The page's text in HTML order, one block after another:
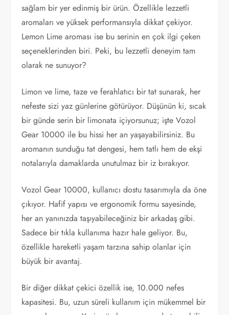
sağlam bir yer edinmiş bir ürün. Özellikle lezzetli
aromaları ve yüksek performansıyla dikkat çekiyor.
Lemon Lime aroması ise bu serinin en çok ilgi çeken
seçeneklerinden biri. Peki, bu lezzetli deneyim tam
olarak ne sunuyor?
Limon ve lime, taze ve ferahlatıcı bir tat sunarak, her
nefeste sizi yaz günlerine götürüyor. Düşünün ki, sıcak
bir günde serin bir limonata içiyorsunuz; işte Vozol
Gear 10000 ile bu hissi her an yaşayabilirsiniz. Bu
aromanın sunduğu tat dengesi, hem tatlı hem de ekşi
notalarıyla damaklarda unutulmaz bir iz bırakıyor.
Vozol Gear 10000, kullanıcı dostu tasarımıyla da öne
çıkıyor. Hafif yapısı ve ergonomik formu sayesinde,
her an yanınızda taşıyabileceğiniz bir arkadaş gibi.
Sadece bir tıkla kullanıma hazır hale geliyor. Bu,
özellikle hareketli yaşam tarzına sahip olanlar için
büyük bir avantaj.
Bir diğer dikkat çekici özellik ise, 10.000 nefes
kapasitesi. Bu, uzun süreli kullanım için mükemmel bir